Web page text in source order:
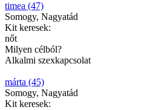
timea (47)
Somogy, Nagyatád
Kit keresek:
nőt
Milyen célból?
Alkalmi szexkapcsolat
márta (45)
Somogy, Nagyatád
Kit keresek: